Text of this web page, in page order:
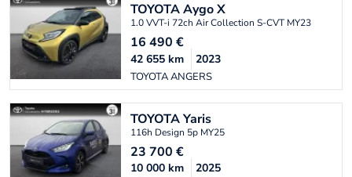
TOYOTAAygo X
1.0 VVT-i 72ch Air Collection S-CVT MY23
16 490 €
TOYOTA ANGERS
42 655 km 2023
TOYOTAYaris
116h Design 5p MY25
23 700 €
10 000 km 2025